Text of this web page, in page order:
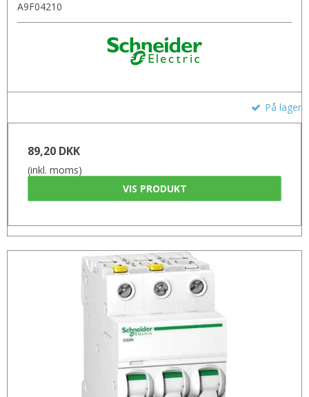
A9F04210
På lager
89,20 DKK
(inkl. moms)
VIS PRODUKT